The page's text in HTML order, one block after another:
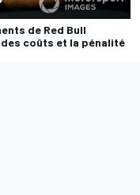
de Red Bull
coûts et la pénalité